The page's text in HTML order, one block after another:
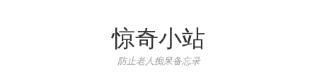
惊奇小站
防止老人痴呆备忘录